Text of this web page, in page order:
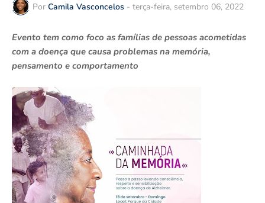
Por Camila Vasconcelos - terça-feira, setembro 06, 2022
Evento tem como foco as famílias de pessoas acometidas
com a doença que causa problemas na memória,
pensamento e comportamento